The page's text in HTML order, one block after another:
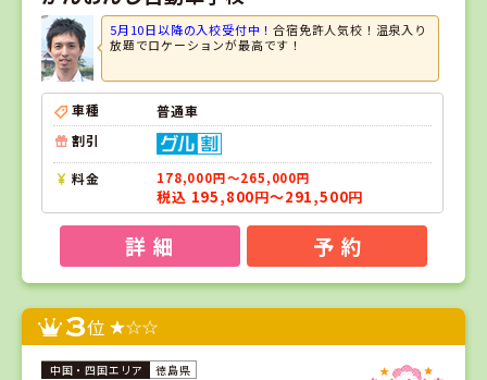
5月10日以降の入校受付中！合宿免許人気校！温泉入り
放題でロケーションが最高です！
車種
普通車
割引
料金 178,000円～265,000円
税込 195,800円～291,500円
詳 細 予 約
3位
徳島県